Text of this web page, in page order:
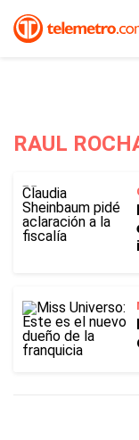
RAUL